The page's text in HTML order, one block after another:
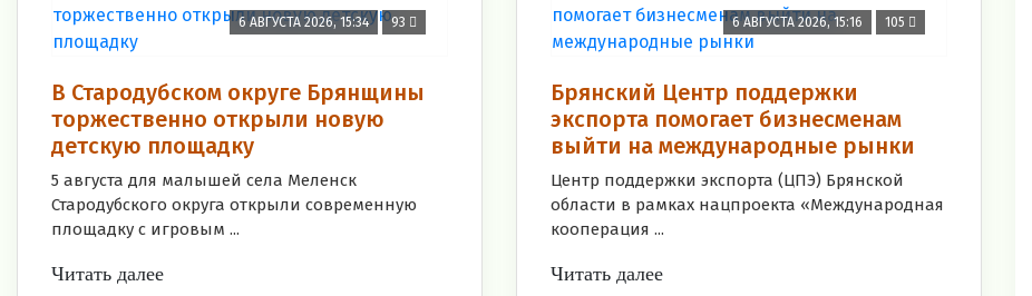
6 АВГУСТА 2026, 15:34 93
В Стародубском округе Брянщины
торжественно открыли новую
детскую площадку
5 августа для малышей села Меленск
Стародубского округа открыли современную
площадку с игровым ...
Читать далее
6 АВГУСТА 2026, 15:16 105
Брянский Центр поддержки
экспорта помогает бизнесменам
выйти на международные рынки
Центр поддержки экспорта (ЦПЭ) Брянской
области в рамках нацпроекта «Международная
кооперация ...
Читать далее